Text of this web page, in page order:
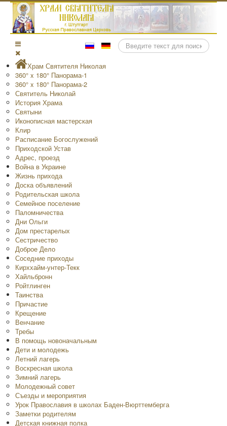
Поиск
Храм Святителя Николая
360° x 180° Панорама-1
360° x 180° Панорама-2
Святитель Николай
История Храма
Святыни
Иконописная мастерская
Клир
Расписание Богослужений
Приходской Устав
Адрес, проезд
Война в Украине
Жизнь прихода
Доска объявлений
Родительская школа
Семейное поселение
Паломничества
Дни Ольги
Дом престарелых
Сестричество
Доброе Дело
Соседние приходы
Кирххайм-унтер-Текк
Хайльбронн
Ройтлинген
Таинства
Причастие
Крещение
Венчание
Требы
В помощь новоначальным
Дети и молодежь
Летний лагерь
Воскресная школа
Зимний лагерь
Молодежный совет
Съезды и мероприятия
Урок Православия в школах Баден-Вюрттемберга
Заметки родителям
Детская книжная полка